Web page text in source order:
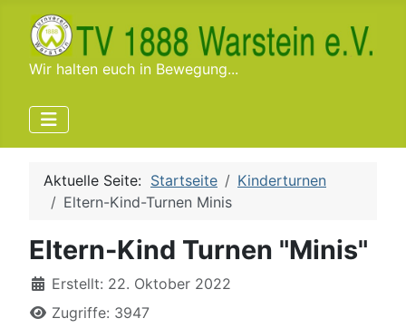
Wir halten euch in Bewegung...
Aktuelle Seite: Startseite
Kinderturnen
Eltern-Kind-Turnen Minis
Eltern-Kind Turnen "Minis"
DetailsErstellt: 22. Oktober 2022
Zugriffe: 3947